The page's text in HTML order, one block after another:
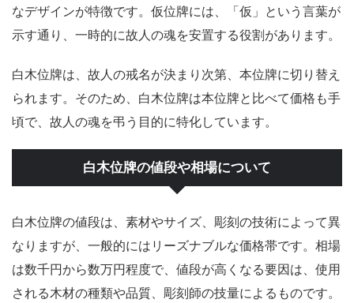
なデザインが特徴です。仮位牌には、「仮」という言葉が
示す通り、一時的に故人の魂を安置する役割があります。
白木位牌は、故人の戒名が決まり次第、本位牌に切り替え
られます。そのため、白木位牌は本位牌と比べて価格も手
頃で、故人の魂を弔う目的に特化しています。
白木位牌の値段や相場について
白木位牌の値段は、素材やサイズ、彫刻の技術によって異
なりますが、一般的にはリーズナブルな価格帯です。相場
は数千円から数万円程度で、値段が高くなる要因は、使用
される木材の種類や品質、彫刻師の技量によるものです。